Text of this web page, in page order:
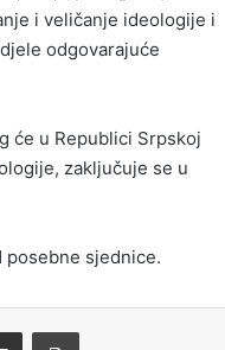
i veličanje ideologije i
odgovarajuće
će u Republici Srpskoj
zaključuje se u
posebne sjednice.